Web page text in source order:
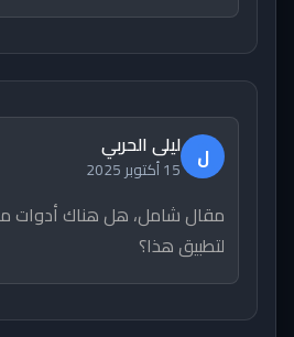
ل ليلى الحربي
15 أكتوبر 2025
مقال شامل، هل هناك أدوات
لتطبيق هذا؟